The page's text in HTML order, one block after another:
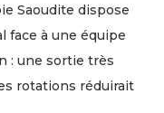
Saoudite dispose
face à une équipe
: une sortie très
rotations réduirait